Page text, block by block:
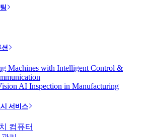
Machines with Intelligent Control &
AI Inspection in Manufacturing
서비스
컴퓨터